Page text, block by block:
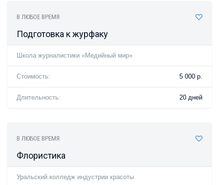
В ЛЮБОЕ ВРЕМЯ
Подготовка к журфаку
Школа журналистики «Медийный мир»
Стоимость: 5 000 р.
Длительность: 20 дней
В ЛЮБОЕ ВРЕМЯ
Флористика
Уральский колледж индустрии красоты